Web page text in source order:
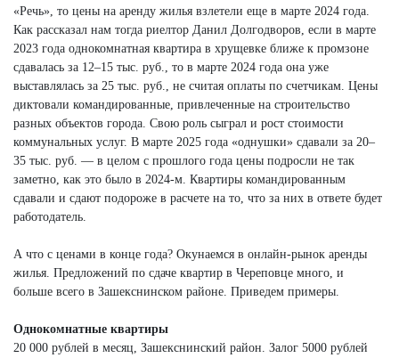
«Речь», то цены на аренду жилья взлетели еще в марте 2024 года.
Как рассказал нам тогда риелтор Данил Долгодворов, если в марте
2023 года однокомнатная квартира в хрущевке ближе к промзоне
сдавалась за 12–15 тыс. руб., то в марте 2024 года она уже
выставлялась за 25 тыс. руб., не считая оплаты по счетчикам. Цены
диктовали командированные, привлеченные на строительство
разных объектов города. Свою роль сыграл и рост стоимости
коммунальных услуг. В марте 2025 года «однушки» сдавали за 20–
35 тыс. руб. — в целом с прошлого года цены подросли не так
заметно, как это было в 2024-м. Квартиры командированным
сдавали и сдают подороже в расчете на то, что за них в ответе будет
работодатель.
А что с ценами в конце года? Окунаемся в онлайн-рынок аренды
жилья. Предложений по сдаче квартир в Череповце много, и
больше всего в Зашекснинском районе. Приведем примеры.
Однокомнатные квартиры
20 000 рублей в месяц, Зашекснинский район. Залог 5000 рублей